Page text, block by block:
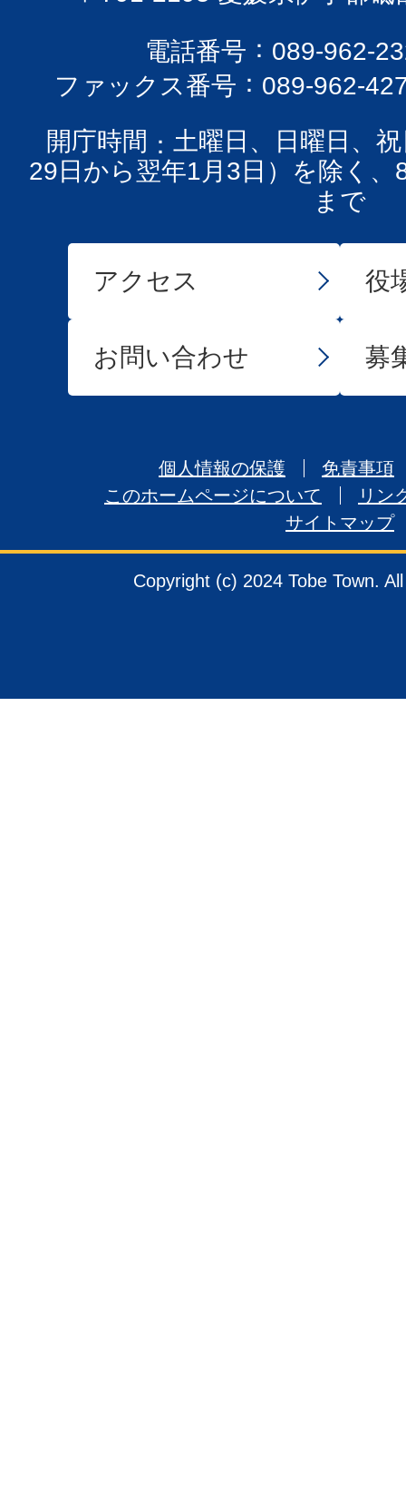
電話番号
089-962-
ファックス番号
089-962-
開庁時間
土曜日、日曜日、
29日から翌年1月3日）を除く、
まで
アクセス 役
お問い合わせ 募
個人情報の保護
免責事項
このホームページについて
リン
サイトマップ
Copyright (c) 2024 Tobe Town.